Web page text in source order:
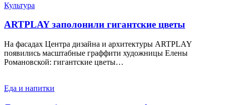
Культура
ARTPLAY заполонили гигантские цветы
На фасадах Центра дизайна и архитектуры ARTPLAY
появились масштабные граффити художницы Елены
Романовской: гигантские цветы…
Еда и напитки